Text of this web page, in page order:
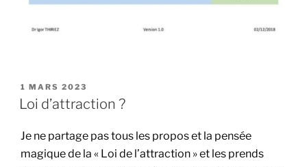
PUBLIÉ
LE
1 MARS 2023
Loi d’attraction ?
Je ne partage pas tous les propos et la pensée
magique de la « Loi de l’attraction » et les prends